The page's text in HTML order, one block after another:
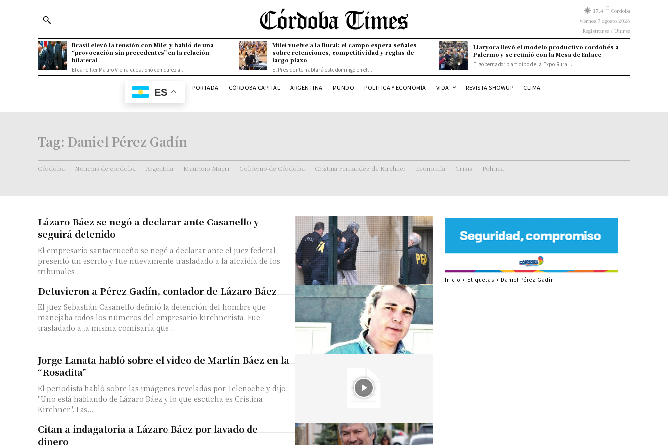
17.4 C Córdoba
viernes 7 agosto 2026
Registrarse / Unirse
Brasil elevó la tensión con Milei y habló de una
“provocación sin precedentes” en la relación
bilateral
El canciller Mauro Vieira cuestionó con dureza...
Milei vuelve a la Rural: el campo espera señales
sobre retenciones, competitividad y reglas de
largo plazo
El Presidente hablará este domingo en el...
Llaryora llevó el modelo productivo cordobés a
Palermo y se reunió con la Mesa de Enlace
El gobernador participó de la Expo Rural...
ES PORTADA CÓRDOBA CAPITAL ARGENTINA MUNDO POLITICA Y ECONOMÍA VIDA REVISTA SHOWUP CLIMA
Tag: Daniel Pérez Gadín
Córdoba Noticias de cordoba Argentina Mauricio Macri Gobierno de Córdoba Cristina Fernandez de Kirchner Economía Crisis Politica
Lázaro Báez se negó a declarar ante Casanello y
seguirá detenido
El empresario santacruceño se negó a declarar ante el juez federal,
presentó un escrito y fue nuevamente trasladado a la alcaidía de los
tribunales...
Detuvieron a Pérez Gadín, contador de Lázaro Báez
El juez Sebastián Casanello definió la detención del hombre que
manejaba todos los números del empresario kirchnerista. Fue
trasladado a la misma comisaría que...
Jorge Lanata habló sobre el video de Martín Báez en la
“Rosadita”
El periodista habló sobre las imágenes reveladas por Telenoche y dijo:
"Uno está hablando de Lázaro Báez y lo que escucha es Cristina
Kirchner". Las...
Citan a indagatoria a Lázaro Báez por lavado de
dinero
Inicio Etiquetas Daniel Pérez Gadín